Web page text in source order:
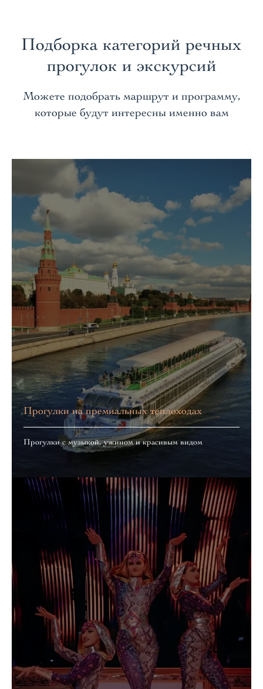
Подборка категорий речных
прогулок и экскурсий
Можете подобрать маршрут и программу,
которые будут интересны именно вам
Прогулки на премиальных теплоходах
Прогулки с музыкой, ужином и красивым видом